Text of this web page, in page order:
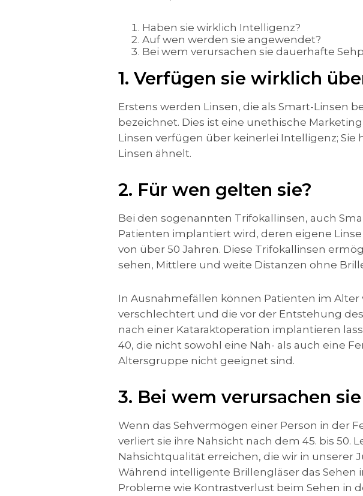
Haben sie wirklich Intelligenz?
Auf wen werden sie angewendet?
Bei wem verursachen sie dauerhafte
1. Verfügen sie wirklich
Erstens werden Linsen, die als Smart-Linsen
bezeichnet. Dies ist eine unethische
Linsen verfügen über keinerlei Intelligenz;
Linsen ähnelt.
2. Für wen gelten sie?
Bei den sogenannten Trifokallinsen, auch
Patienten implantiert wird, deren eigene
von über 50 Jahren. Diese Trifokallinsen
sehen, Mittlere und weite Distanzen ohne
In Ausnahmefällen können Patienten im Alter
verschlechtert und die vor der Entstehung
nach einer Kataraktoperation implantieren
40, die nicht sowohl eine Nah- als auch eine
Altersgruppe nicht geeignet sind.
3. Bei wem verursachen
Wenn das Sehvermögen einer Person in der
verliert sie ihre Nahsicht nach dem 45. bis 50.
Nahsichtqualität erreichen, die wir in unserer
Während intelligente Brillengläser das
Probleme wie Kontrastverlust beim Sehen in